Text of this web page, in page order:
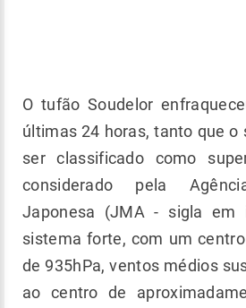
O tufão Soudelor
últimas 24 horas, tanto que o
ser classificado como
considerado pela
Japonesa (JMA - sigla em
sistema forte, com um
de 935hPa, ventos médios
ao centro de